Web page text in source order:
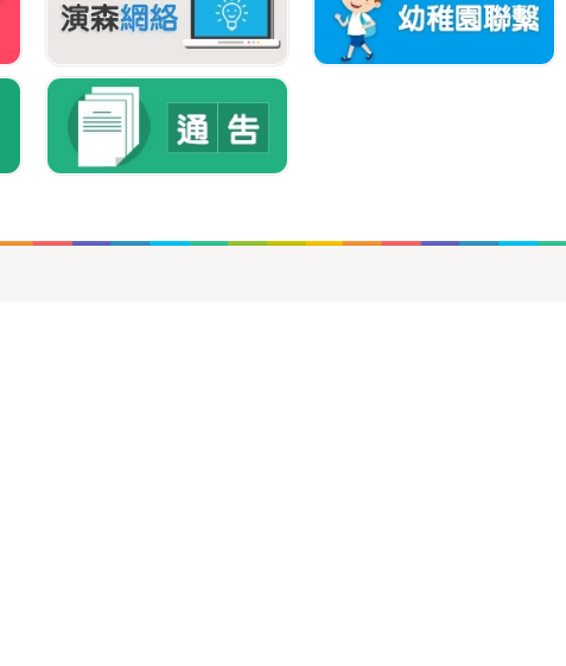
教育局校本經驗分享暨學生大使計劃成果分享會
09/07/2026
數學遊蹤2026